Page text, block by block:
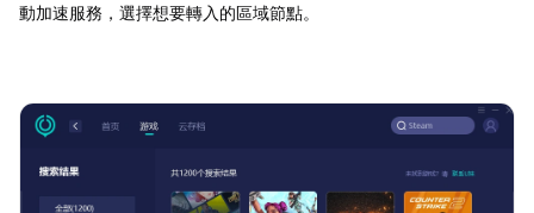
動加速服務，選擇想要轉入的區域節點。